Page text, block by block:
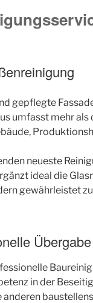
gepflegte
umfasst mehr
neueste
ideal die
gewährleistet
in der